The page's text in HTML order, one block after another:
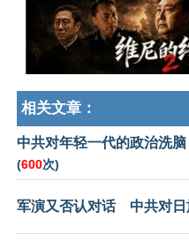
相关文章：
中共对年轻一代的政治洗
(600次)
军演又否认对话 中共对日